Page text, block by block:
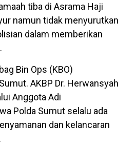
tiba di Asrama Haji
namun tidak menyurutkan
dalam memberikan
Bin Ops (KBO)
AKBP Dr. Herwansyah
Anggota Adi
Polda Sumut selalu ada
dan kelancaran